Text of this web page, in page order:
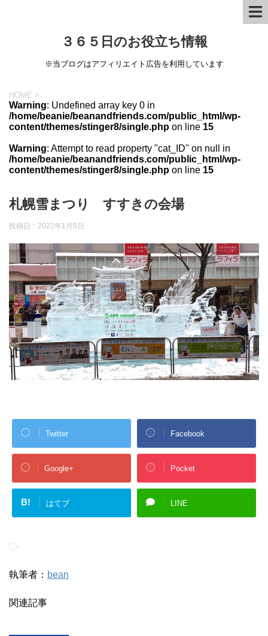
３６５日のお役立ち情報
※当ブログはアフィリエイト広告を利用しています
HOME >
Warning: Undefined array key 0 in
/home/beanie/beanandfriends.com/public_html/wp-
content/themes/stinger8/single.php on line 15
Warning: Attempt to read property "cat_ID" on null in
/home/beanie/beanandfriends.com/public_html/wp-
content/themes/stinger8/single.php on line 15
札幌雪まつり すすきの会場
投稿日： 2022年1月5日
Twitter Facebook
Google+ Pocket
B! はてブ LINE
-
執筆者： bean
関連記事